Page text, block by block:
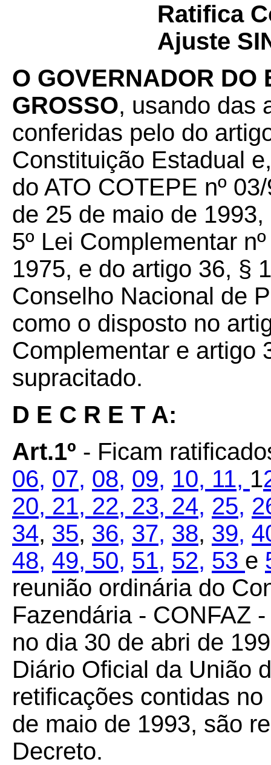
Ratifica
Ajuste
O GOVERNADOR DO
GROSSO, usando das
conferidas pelo do
Constituição Estadual
do ATO COTEPE nº
de 25 de maio de
5º Lei Complementar
1975, e do artigo 36, §
Conselho Nacional de
como o disposto no
Complementar e artigo
supracitado.
D E C R E T A:
Art.1º - Ficam
06, 07, 08, 09, 10, 11, 1
20, 21, 22, 23, 24, 25,
34, 35, 36, 37, 38, 39,
48, 49, 50, 51, 52, 53 e
reunião ordinária do
Fazendária - CONFAZ
no dia 30 de abri de
Diário Oficial da União
retificações contidas
de maio de 1993, são
Decreto.